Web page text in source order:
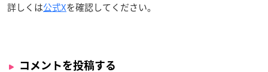
詳しくは公式Xを確認してください。
コメントを投稿する